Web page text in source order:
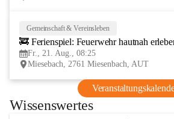
Gemeinschaft & Vereinsleben
🚒 Ferienspiel: Feuerwehr hautnah
Fr., 21. Aug., 08:25
Miesebach, 2761 Miesenbach, AUT
Wissenswertes